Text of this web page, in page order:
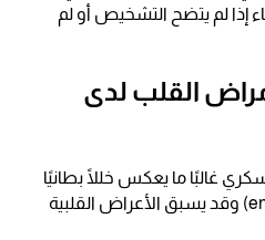
إذا لم يتضح التشخيص أو لم
القلب لدى
غالبًا ما يعكس خللًا بطانيًا
وعائيًا (endothelial dysfunction) وقد يسبق الأعراض القلبية